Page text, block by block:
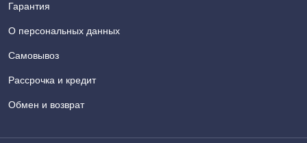
Гарантия
О персональных данных
Самовывоз
Рассрочка и кредит
Обмен и возврат